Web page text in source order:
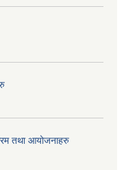
तथा आयोजनाहरु